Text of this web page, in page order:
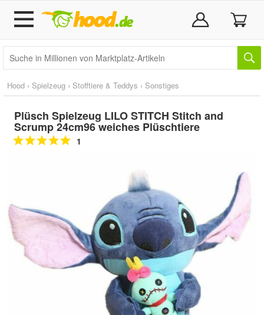
Hood › Spielzeug › Stofftiere & Teddys › Sonstiges
Plüsch Spielzeug LILO STITCH Stitch and
Scrump 24cm96 weiches Plüschtiere
1